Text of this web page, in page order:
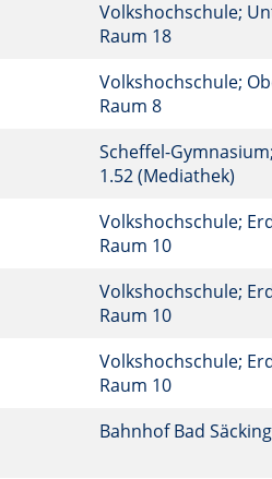
Volkshochschule;
Raum 18
Volkshochschule;
Raum 8
Scheffel-
1.52 (Mediathek)
Volkshochschule;
Raum 10
Volkshochschule;
Raum 10
Volkshochschule;
Raum 10
Bahnhof Bad